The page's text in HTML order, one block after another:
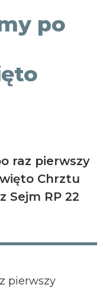
po
raz pierwszy
Chrztu
Sejm RP 22
pierwszy